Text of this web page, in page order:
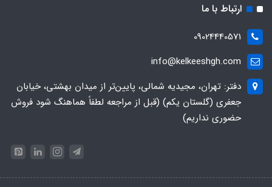
ارتباط با ما
09024440571
info@kelkeeshgh.com
دفتر: تهران، مجیدیه شمالی، پایین‌تر از میدان بهشتی، خیابان
جعفری (گلستان یکم) (قبل از مراجعه لطفاً هماهنگ شود فروش
حضوری نداریم)